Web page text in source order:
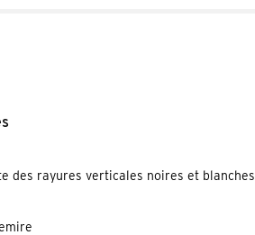
des rayures verticales noires et